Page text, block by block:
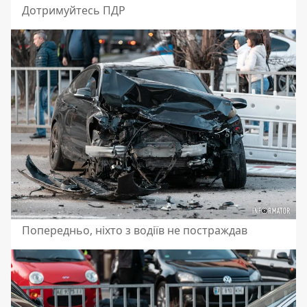
Дотримуйтесь ПДР
Попередньо, ніхто з водіїв не постраждав